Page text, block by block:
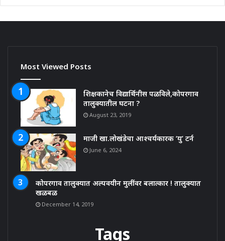
Most Viewed Posts
शिक्षकानेच विद्यार्थिनीस पळविले,कोपरगाव
तालुक्यातील घटना ?
August 23, 2019
माजी खा.लोखंडेचा आश्चर्यकारक ‘यु’ टर्न
June 6, 2024
कोपरगाव तालुक्यात अल्पवयीन मुलींवर बलात्कार ! तालुक्यात
खळबळ
December 14, 2019
Tags